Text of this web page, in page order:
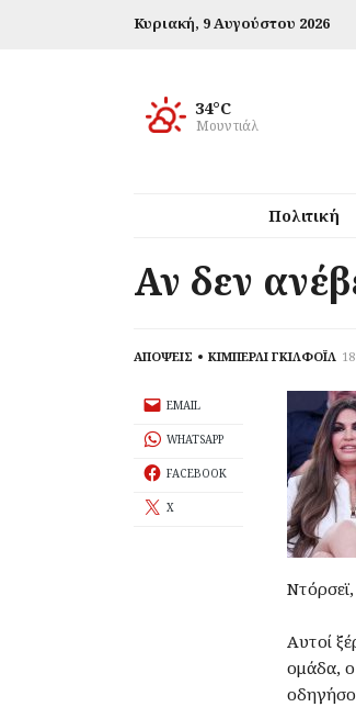
Μουντιάλ
34°C
Κυριακή, 9 Αυγούστου 2026
Πολιτική
Αν δεν
ΑΠΟΨΕΙΣ ΚΙΜΠΕΡΛΙ ΓΚΙΛΦΟΪΛ
Αυτοί
ομάδα,
EMAIL
WHATSAPP
FACEBOOK
X